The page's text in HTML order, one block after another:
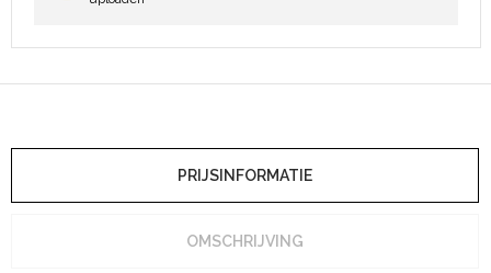
PRIJSINFORMATIE
OMSCHRIJVING